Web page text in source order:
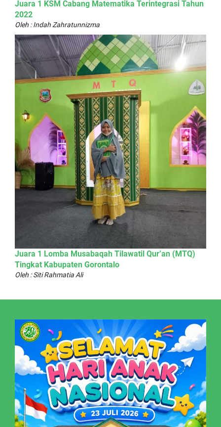
Juara 1 KSM Cabang Matematika Terintegrasi Tahun
2022
Oleh : Indah Zahratunnizma
Juara 1 Lomba Musabaqah Tilawatil Qur’an (MTQ)
Tingkat Kabupaten Gorontalo
Oleh : Siti Rahmatia Ali